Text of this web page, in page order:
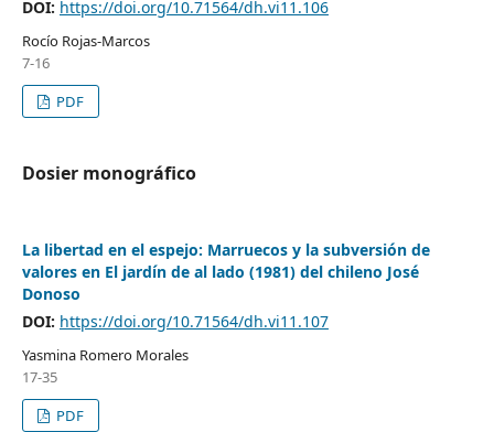
DOI: https://doi.org/10.71564/dh.vi11.106
Rocío Rojas-Marcos
7-16
PDF
Dosier monográfico
La libertad en el espejo: Marruecos y la subversión de
valores en El jardín de al lado (1981) del chileno José
Donoso
DOI: https://doi.org/10.71564/dh.vi11.107
Yasmina Romero Morales
17-35
PDF